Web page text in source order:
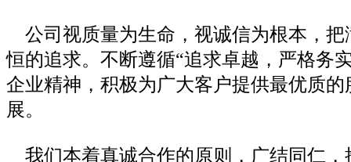
公司视质量为生命，视诚信为根本，把
恒的追求。不断遵循“追求卓越，严格务
企业精神，积极为广大客户提供最优质
展。
我们本着真诚合作的原则，广结同仁，